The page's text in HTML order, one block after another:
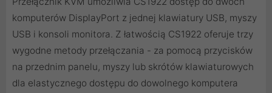
komputerów DisplayPort z jednej klawiatury USB, myszy
USB i konsoli monitora. Z łatwością CS1922 oferuje trzy
wygodne metody przełączania - za pomocą przycisków
na przednim panelu, myszy lub skrótów klawiaturowych
dla elastycznego dostępu do dowolnego komputera